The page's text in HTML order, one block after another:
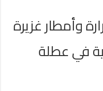
وأمطار غزيرة
في عطلة